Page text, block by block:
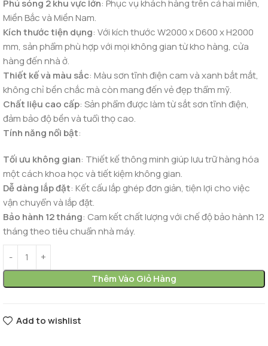
Phủ sóng 2 khu vực lớn: Phục vụ khách hàng trên cả hai miền,
Miền Bắc và Miền Nam.
Kích thước tiện dụng: Với kích thước W2000 x D600 x H2000
mm, sản phẩm phù hợp với mọi không gian từ kho hàng, cửa
hàng đến nhà ở.
Thiết kế và màu sắc: Màu sơn tĩnh điện cam và xanh bắt mắt,
không chỉ bền chắc mà còn mang đến vẻ đẹp thẩm mỹ.
Chất liệu cao cấp: Sản phẩm được làm từ sắt sơn tĩnh điện,
đảm bảo độ bền và tuổi thọ cao.
Tính năng nổi bật:
Tối ưu không gian: Thiết kế thông minh giúp lưu trữ hàng hóa
một cách khoa học và tiết kiệm không gian.
Dễ dàng lắp đặt: Kết cấu lắp ghép đơn giản, tiện lợi cho việc
vận chuyển và lắp đặt.
Bảo hành 12 tháng: Cam kết chất lượng với chế độ bảo hành 12
tháng theo tiêu chuẩn nhà máy.
Thêm Vào Giỏ Hàng
Add to wishlist